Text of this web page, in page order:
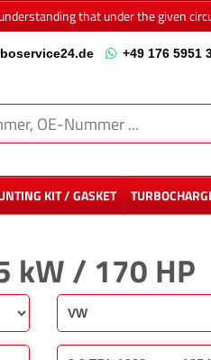
that under the given
+49 176 5951
KIT / GASKET
kW / 170 HP